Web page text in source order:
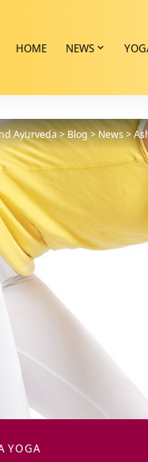
HOME NEWS
Ayurveda>Blog>News>
YOGA